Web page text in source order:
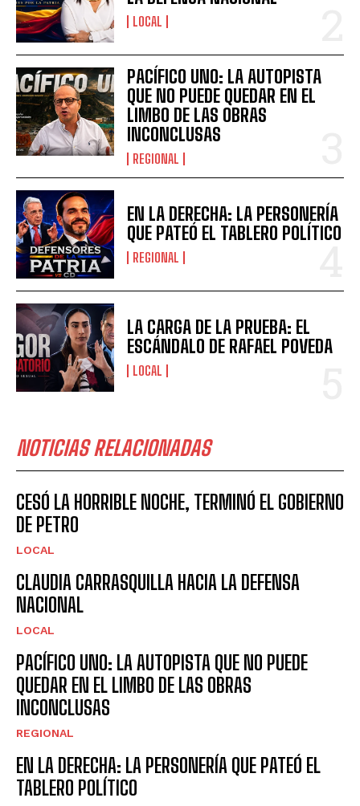
LOCAL
PACÍFICO UNO: LA AUTOPISTA
QUE NO PUEDE QUEDAR EN EL
LIMBO DE LAS OBRAS
INCONCLUSAS
REGIONAL
EN LA DERECHA: LA PERSONERÍA
QUE PATEÓ EL TABLERO POLÍTICO
REGIONAL
LA CARGA DE LA PRUEBA: EL
ESCÁNDALO DE RAFAEL POVEDA
LOCAL
NOTICIAS RELACIONADAS
CESÓ LA HORRIBLE NOCHE, TERMINÓ EL GOBIERNO
DE PETRO
LOCAL
CLAUDIA CARRASQUILLA HACIA LA DEFENSA
NACIONAL
LOCAL
PACÍFICO UNO: LA AUTOPISTA QUE NO PUEDE
QUEDAR EN EL LIMBO DE LAS OBRAS
INCONCLUSAS
REGIONAL
EN LA DERECHA: LA PERSONERÍA QUE PATEÓ EL
TABLERO POLÍTICO